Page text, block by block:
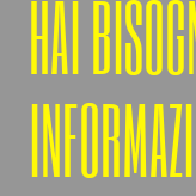
HAI